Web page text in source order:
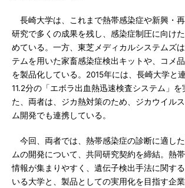
長崎大学は、これまで熱帯感染症や新興・
研究で多くの成果を残し、感染症制圧に向け
めている。一方、東芝メディカルシステムズ
テムを用いた家畜感染症検出キットや、コメ
を製品化している。2015年には、長崎大学と
11.2分の「エボラ出血熱迅速検査システム」を
た、両者は、ジカ熱対策のため、ジカウイル
ム開発でも連携している。
今回、両者では、熱帯感染症の診断に適し
ムの開発について、共同研究契約を締結。熱
情報が集まりやすく、遺伝子検出手法に関す
いる大学と、製品としての実用化を目指す企